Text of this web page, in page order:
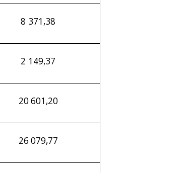
8 371,38
2 149,37
20601,20
26 079,77